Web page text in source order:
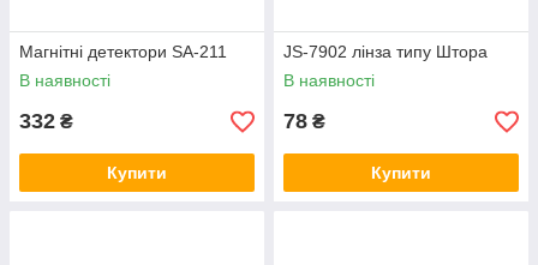
Магнітні детектори SA-211
В наявності
332 ₴
Купити
JS-7902 лінза типу Штора
В наявності
78 ₴
Купити